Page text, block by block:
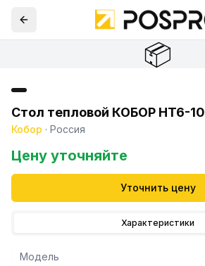
📦
Стол тепловой КОБОР HT6-10
Кобор · Россия
Цену уточняйте
Уточнить цену
Характеристики
Модель